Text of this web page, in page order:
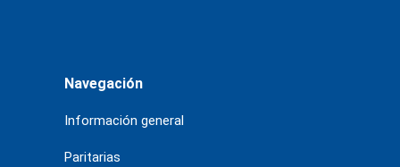
Navegación
Información general
Paritarias